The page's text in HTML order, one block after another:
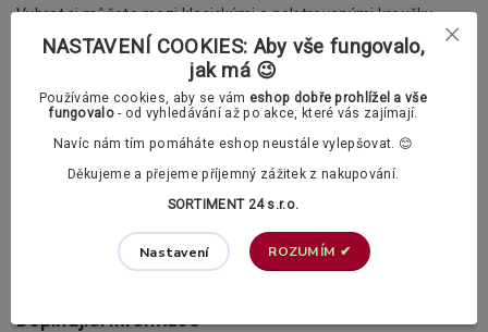
Vybrat si můžete mezi klasickými a polstrovanými kroužky.
V příslušenství si v případě potřeby můžete dokoupit také PVC
Záclonové kroužky s žabkami dle vašeho
výběru:
Klasické záclonové kroužky
Polstrované záclonové kroužky (tichý chod)
Doplňující informace
NASTAVENÍ COOKIES: Aby vše fungovalo,
jak má 😉
Používáme cookies, aby se vám eshop dobře prohlížel a vše
fungovalo- od vyhledávání až po akce, které vás zajímají.
Navíc nám tím pomáháte eshop neustále vylepšovat. 😊
Děkujeme a přejeme příjemný zážitek z nakupování.
SORTIMENT 24 s.r.o.
Nastavení ROZUMÍM ✔